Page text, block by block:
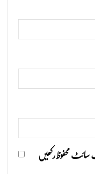
سائٹ محفوظ رکھیں